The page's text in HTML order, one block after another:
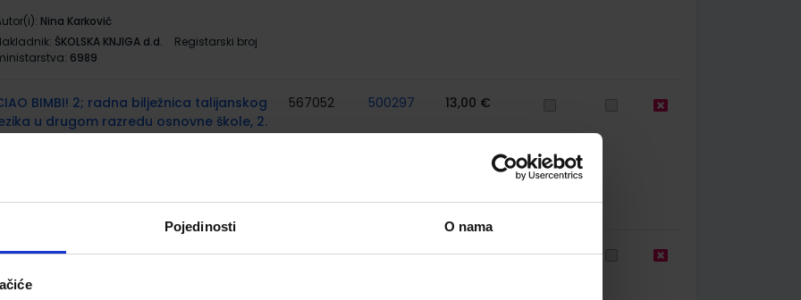
Pojedinosti O nama
Nina Karković
ŠKOLSKA KNJIGA d.d.
Registarski broj
6989
BIMBI! 2; radna bilježnica talijanskog
u drugom razredu osnovne škole, 2.
6989-DOM
567052 500297 13,00 €
MATEMATIKU 2; 1. dio, radni
škole
567056 500167 10,76 €